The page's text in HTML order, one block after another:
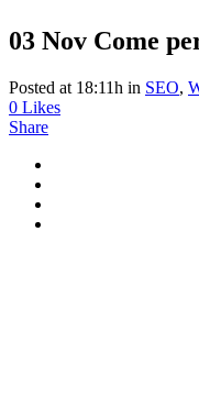
03 Nov Come
Posted at 18:11h in SEO,
0 Likes
Share